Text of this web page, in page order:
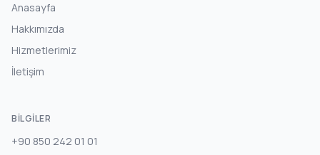
Anasayfa
Hakkımızda
Hizmetlerimiz
İletişim
BILGILER
+90 850 242 01 01